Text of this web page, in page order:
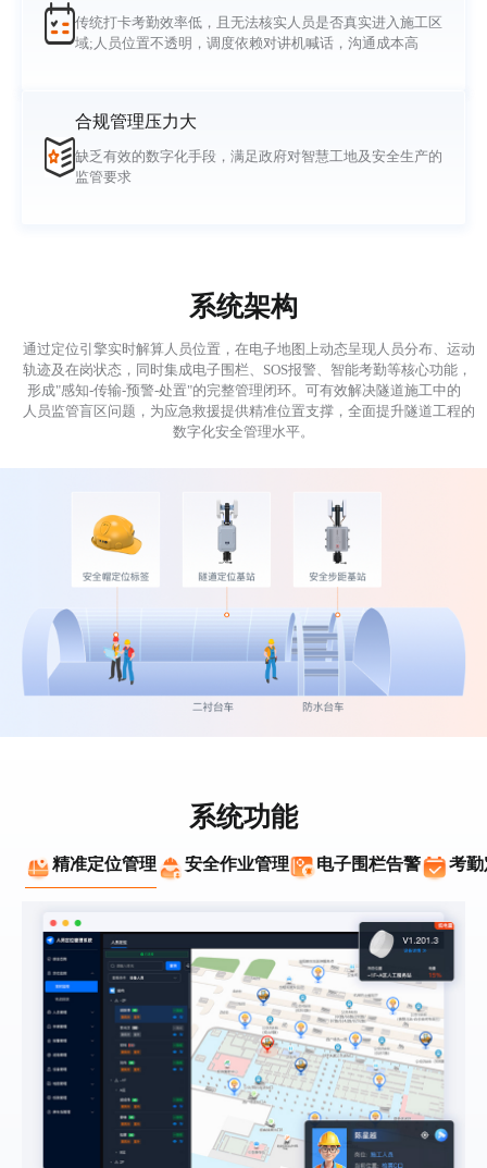
传统打卡考勤效率低，且无法核实人员是否真实进入施工区
域;人员位置不透明，调度依赖对讲机喊话，沟通成本高
合规管理压力大
缺乏有效的数字化手段，满足政府对智慧工地及安全生产的
监管要求
系统架构
通过定位引擎实时解算人员位置，在电子地图上动态呈现人员分布、运动
轨迹及在岗状态，同时集成电子围栏、SOS报警、智能考勤等核心功能，
形成"感知-传输-预警-处置"的完整管理闭环。可有效解决隧道施工中的
人员监管盲区问题，为应急救援提供精准位置支撑，全面提升隧道工程的
数字化安全管理水平。
系统功能
精准定位管理 安全作业管理 电子围栏告警 考